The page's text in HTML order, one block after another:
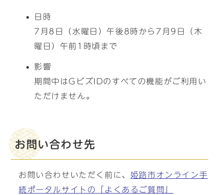
日時
7月8日（水曜日）午後8時から7月9日（木
曜日）午前1時頃まで
影響
期間中はGビズIDのすべての機能がご利用い
ただけません。
お問い合わせ先
お問い合わせいただく前に、 姫路市オンライン手
続ポータルサイトの「よくあるご質問」